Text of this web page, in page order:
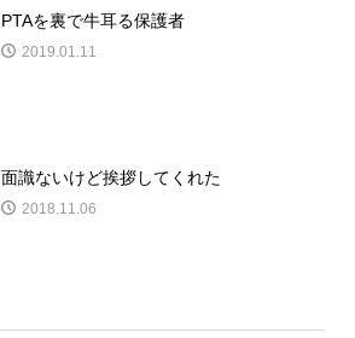
PTAを裏で牛耳る保護者
2019.01.11
面識ないけど挨拶してくれた
2018.11.06